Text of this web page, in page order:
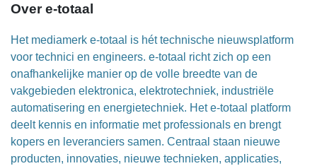
Over e-totaal
Het mediamerk e-totaal is hét technische nieuwsplatform
voor technici en engineers. e-totaal richt zich op een
onafhankelijke manier op de volle breedte van de
vakgebieden elektronica, elektrotechniek, industriële
automatisering en energietechniek. Het e-totaal platform
deelt kennis en informatie met professionals en brengt
kopers en leveranciers samen. Centraal staan nieuwe
producten, innovaties, nieuwe technieken, applicaties,